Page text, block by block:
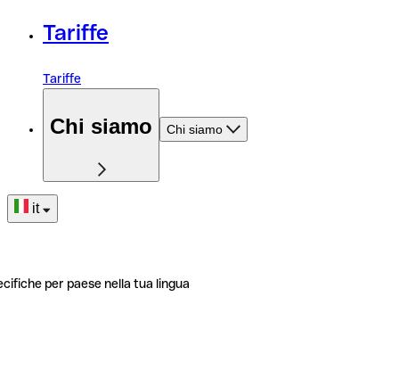
Tariffe
Tariffe
Chi siamo Chi siamo
it
per paese nella tua lingua